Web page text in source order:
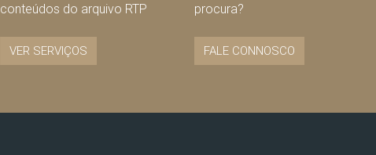
conteúdos do arquivo RTP
VER SERVIÇOS
procura?
FALE CONNOSCO